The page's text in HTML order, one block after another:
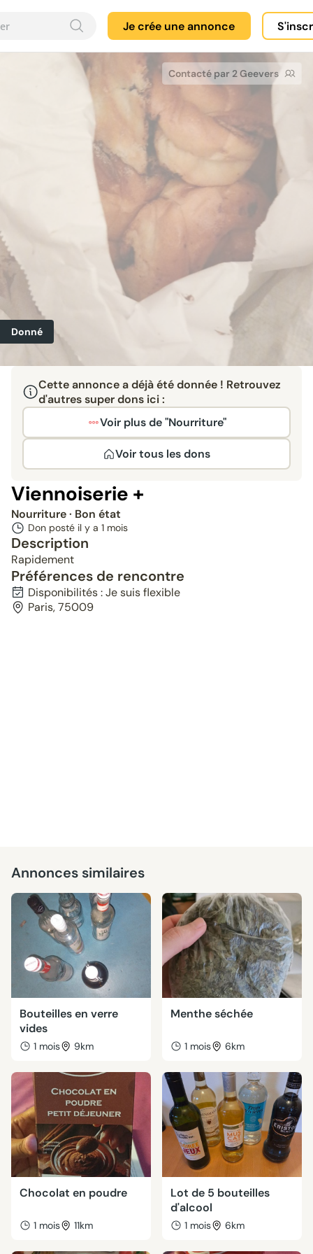
Je crée une annonce
Contacté par 2 Geevers
Donné
Cette annonce a déjà été donnée ! Retrouvez
d'autres super dons ici :
Voir plus de "Nourriture"
Voir tous les dons
Viennoiserie +
Nourriture· Bon état
Don posté il y a 1 mois
Description
Rapidement
Préférences de rencontre
Disponibilités : Je suis flexible
Paris, 75009
Annonces similaires
Bouteilles en verre
vides
1 mois 9km
Menthe séchée
1 mois 6km
Chocolat en poudre
1 mois 11km
Lot de 5 bouteilles
d'alcool
1 mois 6km